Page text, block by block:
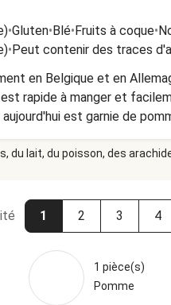
•Gluten•Blé•Fruits à coque•
•Peut contenir des traces
en Belgique et en
rapide à manger et
est garnie de
régal à déguster chaud,
dans ce plat contient de la
lait, du poisson, des
1 2 3 4
1 pièce(s)
Pomme